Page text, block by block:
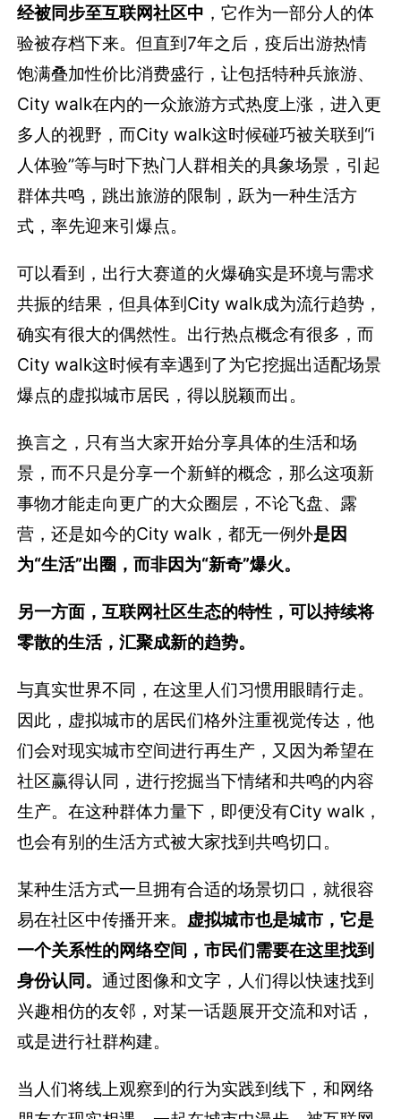
经被同步至互联网社区中 ，它作为一部分人的体
验被存档下来。但直到7年之后，疫后出游热情
饱满叠加性价比消费盛行，让包括特种兵旅游、
City walk在内的一众旅游方式热度上涨，进入更
多人的视野，而City walk这时候碰巧被关联到“i
人体验”等与时下热门人群相关的具象场景，引起
群体共鸣，跳出旅游的限制，跃为一种生活方
式，率先迎来引爆点。
可以看到，出行大赛道的火爆确实是环境与需求
共振的结果，但具体到City walk成为流行趋势，
确实有很大的偶然性。出行热点概念有很多，而
City walk这时候有幸遇到了为它挖掘出适配场景
爆点的虚拟城市居民，得以脱颖而出。
换言之，只有当大家开始分享具体的生活和场
景，而不只是分享一个新鲜的概念，那么这项新
事物才能走向更广的大众圈层，不论飞盘、露
营，还是如今的City walk，都无一例外是因
为“生活”出圈，而非因为“新奇”爆火。
另一方面，互联网社区生态的特性，可以持续将
零散的生活，汇聚成新的趋势。
与真实世界不同，在这里人们习惯用眼睛行走。
因此，虚拟城市的居民们格外注重视觉传达，他
们会对现实城市空间进行再生产，又因为希望在
社区赢得认同，进行挖掘当下情绪和共鸣的内容
生产。在这种群体力量下，即便没有City walk，
也会有别的生活方式被大家找到共鸣切口。
某种生活方式一旦拥有合适的场景切口，就很容
易在社区中传播开来。 虚拟城市也是城市，它是
一个关系性的网络空间，市民们需要在这里找到
身份认同。通过图像和文字，人们得以快速找到
兴趣相仿的友邻，对某一话题展开交流和对话，
或是进行社群构建。
当人们将线上观察到的行为实践到线下，和网络